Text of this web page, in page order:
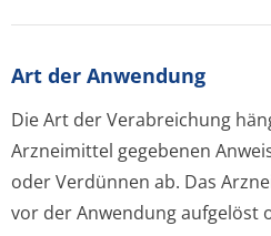
Art der Anwendung
Die Art der Verabreichung
Arzneimittel gegebenen
oder Verdünnen ab. Das
vor der Anwendung aufgelöst